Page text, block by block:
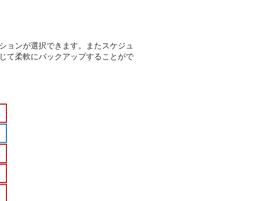
ョンが選択できます。またスケジュ
て柔軟にバックアップすることがで